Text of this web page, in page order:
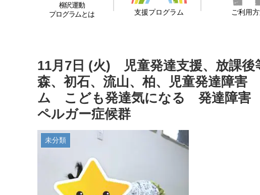
柳沢運動
プログラムとは
支援プログラム ご利用
11月7日 (火) 児童発達支援、放課
森、初石、流山、柏、児童発達障
ム こども発達気になる 発達障
ペルガー症候群
未分類